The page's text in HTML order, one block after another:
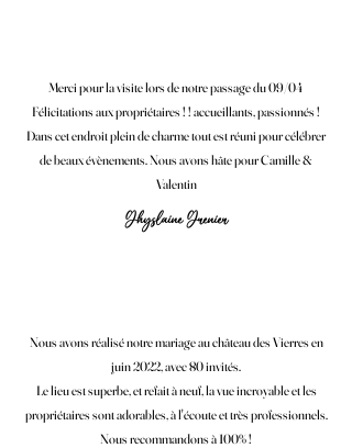
Merci pour la visite lors de notre passage du 09/04
Félicitations aux propriétaires ! ! accueillants, passionnés !
Dans cet endroit plein de charme tout est réuni pour célébrer
de beaux évènements. Nous avons hâte pour Camille &
Valentin
Ghyslaine Grenier
Nous avons réalisé notre mariage au château des Vierres en
juin 2022, avec 80 invités.
Le lieu est superbe, et refait à neuf, la vue incroyable et les
propriétaires sont adorables, à l'écoute et très professionnels.
Nous recommandons à 100% !